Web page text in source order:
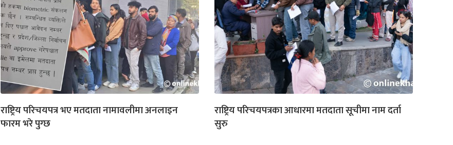
राष्ट्रिय परिचयपत्र भए मतदाता नामावलीमा अनलाइन
फारम भरे पुग्छ
राष्ट्रिय परिचयपत्रका आधारमा मतदाता सूचीमा नाम दर्ता
सुरु